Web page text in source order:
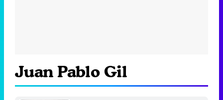
Juan Pablo Gil